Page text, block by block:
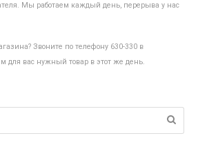
Мы работаем каждый день, перерыва у нас
Звоните по телефону 630-330 в
для вас нужный товар в этот же день.